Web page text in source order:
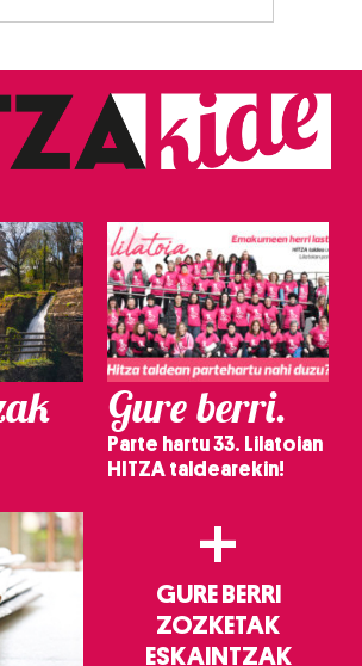
Gure berri.
Parte hartu 33. Lilatoian
HITZA taldearekin!
+
GURE BERRI
ZOZKETAK
ESKAINTZAK